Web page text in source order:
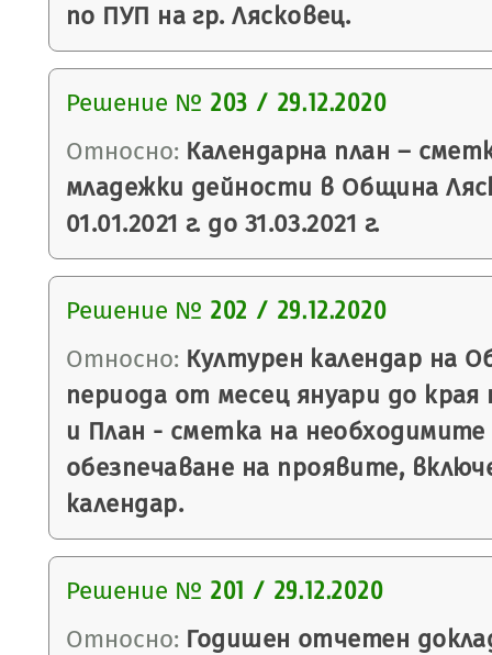
по ПУП на гр. Лясковец.
Решение № 203 / 29.12.2020
Относно: Календарна план –
младежки дейности в Община
01.01.2021 г. до 31.03.2021 г.
Решение № 202 / 29.12.2020
Относно: Културен календар на
периода от месец януари до края
и План - сметка на необходимите
обезпечаване на проявите,
календар.
Решение № 201 / 29.12.2020
Относно: Годишен отчетен